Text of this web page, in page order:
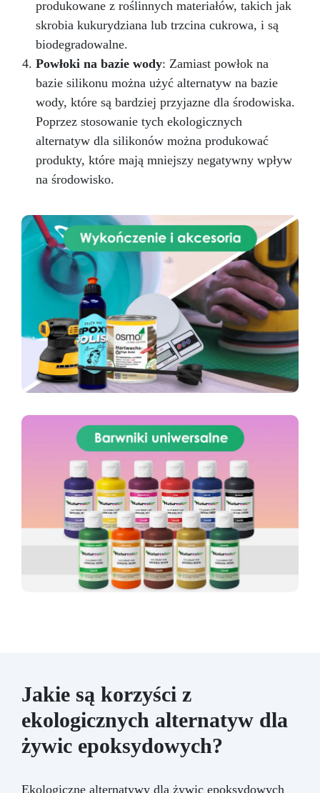
produkowane z roślinnych materiałów, takich jak
skrobia kukurydziana lub trzcina cukrowa, i są
biodegradowalne.
Powłoki na bazie wody: Zamiast powłok na
bazie silikonu można użyć alternatyw na bazie
wody, które są bardziej przyjazne dla środowiska.
Poprzez stosowanie tych ekologicznych
alternatyw dla silikonów można produkować
produkty, które mają mniejszy negatywny wpływ
na środowisko.
Jakie są korzyści z
ekologicznych alternatyw dla
żywic epoksydowych?
Ekologiczne alternatywy dla żywic epoksydowych